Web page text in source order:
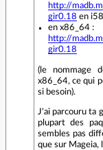
http://
gir0.18 en
en x86_64 :
http://
gir0.18
(le nommage
x86_64, ce qui
si besoin).
J'ai parcouru ta
plupart des
sembles pas
que sur Mageia,